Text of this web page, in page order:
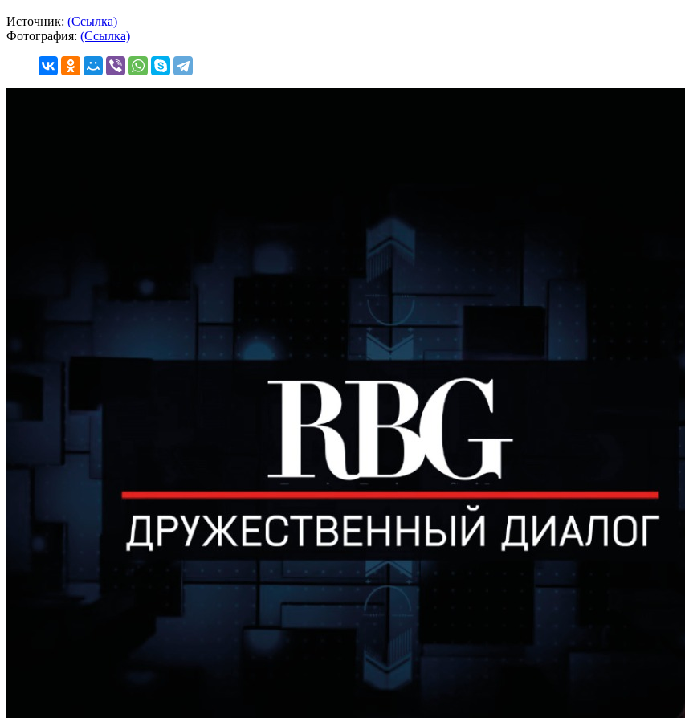
Источник: (Ссылка)
Фотография: (Ссылка)